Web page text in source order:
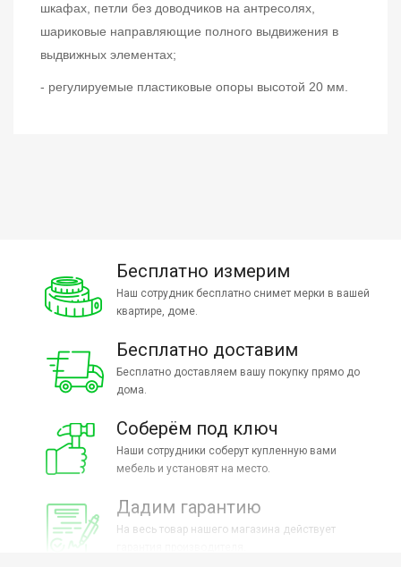
шкафах, петли без доводчиков на антресолях,
шариковые направляющие полного выдвижения в
выдвижных элементах;
- регулируемые пластиковые опоры высотой 20 мм.
Бесплатно измерим
Наш сотрудник бесплатно снимет мерки в вашей
квартире, доме.
Бесплатно доставим
Бесплатно доставляем вашу покупку прямо до
дома.
Соберём под ключ
Наши сотрудники соберут купленную вами
мебель и установят на место.
Дадим гарантию
На весь товар нашего магазина действует